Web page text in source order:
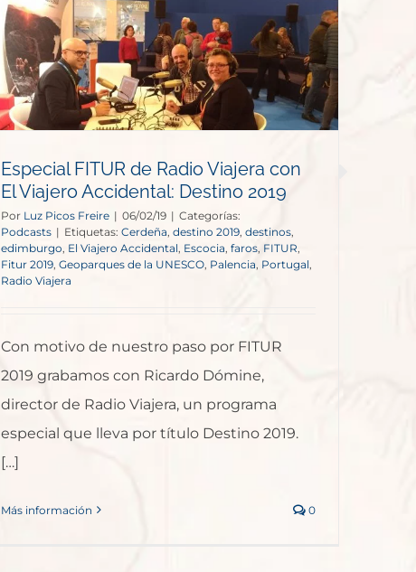
Especial FITUR de Radio Viajera con
El Viajero Accidental: Destino 2019
Por Luz Picos Freire | 06/02/19 | Categorías:
Podcasts | Etiquetas: Cerdeña, destino 2019 destinos
edimburgo, El Viajero Accidental Escocia faros, FITUR
Fitur 2019 Geoparques de la UNESCO Palencia Portugal
Radio Viajera
Con motivo de nuestro paso por FITUR
2019 grabamos con Ricardo Dómine,
director de Radio Viajera, un programa
especial que lleva por título Destino 2019.
[…]
Más información 0